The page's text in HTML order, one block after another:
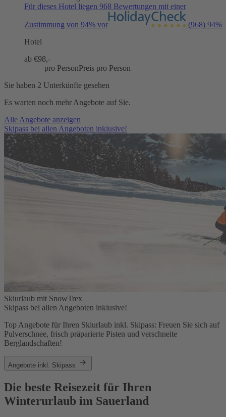
Für dieses Hotel liegen 968 Bewertungen mit einer
Zustimmung von 94% vor (968) 94%
Hotel
ab €98,-
pro PersonPreis pro Person
Sie haben 2 Unterkünfte gesehen
Es warten noch mehr Angebote auf Sie.
Alle Angebote anzeigen
Skipass bei allen Angeboten inklusive!
Skiurlaub mit SnowTrex
Skipass bei allen Angeboten inklusive!
Top Angebote für Ihren Skiurlaub inkl. Skipass: Freuen Sie sich auf
Pulverschnee, frisch präparierte Pisten und verschneite
Berglandschaften!
Angebote inkl. Skipass
Die beste Reisezeit für Ihren
Winterurlaub im Sauerland